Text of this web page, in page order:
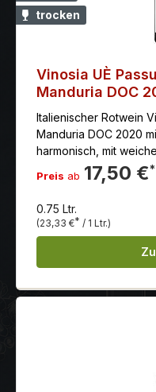
trocken
Vinosia UÈ
Manduria DOC
Italienischer Rotwein
Manduria DOC 2020
harmonisch, mit
Tanninen. Am
schwarzen Beeren,
angenehmen Wärme
Preis ab 17,50 €*
0.75 Ltr.
(23,33 €* / 1 Ltr.)